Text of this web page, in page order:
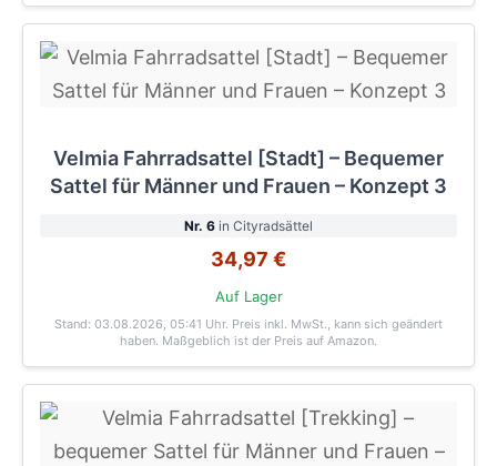
Velmia Fahrradsattel [Stadt] – Bequemer
Sattel für Männer und Frauen – Konzept 3
Nr. 6 in Cityradsättel
34,97 €
Auf Lager
Stand: 03.08.2026, 05:41 Uhr. Preis inkl. MwSt., kann sich geändert
haben. Maßgeblich ist der Preis auf Amazon.